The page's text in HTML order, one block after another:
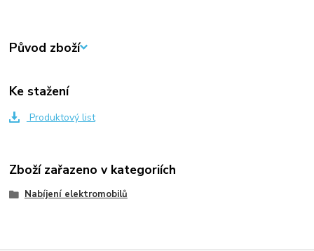
Původ zboží
Ke stažení
Produktový list
Zboží zařazeno v kategoriích
Nabíjení elektromobilů